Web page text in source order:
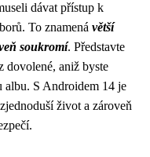
dávat přístup k
To znamená větší
soukromí. Představte
dovolené, aniž byste
albu. S Androidem 14 je
život a zároveň